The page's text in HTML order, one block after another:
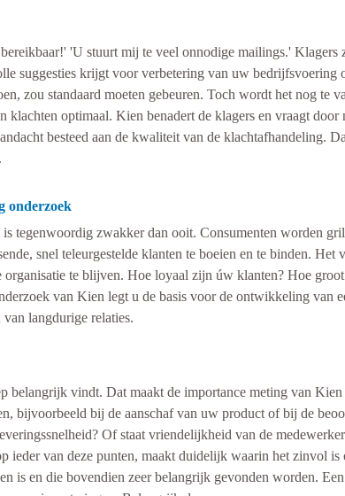
'U stuurt mij te veel onnodige mailings.'
suggesties krijgt voor verbetering van uw
zou standaard moeten gebeuren. Toch wordt het nog te
klachten optimaal. Kien benadert de klagers en vraagt
besteed aan de kwaliteit van de klachtafhandeling.
onderzoek
tegenwoordig zwakker dan ooit. Consumenten worden
snel teleurgestelde klanten te boeien en te binden.
te blijven. Hoe loyaal zijn úw klanten? Hoe
van Kien legt u de basis voor de ontwikkeling van
langdurige relaties.
belangrijk vindt. Dat maakt de importance meting van
bijvoorbeeld bij de aanschaf van uw product of bij de
Of staat vriendelijkheid van de
ieder van deze punten, maakt duidelijk waarin het zinvol
is en die bovendien zeer belangrijk gevonden worden.